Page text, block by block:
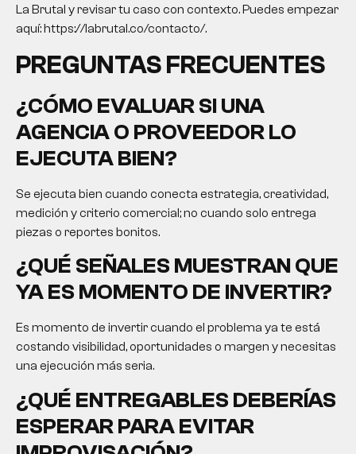
La Brutal y revisar tu caso con contexto. Puedes empezar
aquí: https://labrutal.co/contacto/.
PREGUNTAS FRECUENTES
¿CÓMO EVALUAR SI UNA
AGENCIA O PROVEEDOR LO
EJECUTA BIEN?
Se ejecuta bien cuando conecta estrategia, creatividad,
medición y criterio comercial; no cuando solo entrega
piezas o reportes bonitos.
¿QUÉ SEÑALES MUESTRAN QUE
YA ES MOMENTO DE INVERTIR?
Es momento de invertir cuando el problema ya te está
costando visibilidad, oportunidades o margen y necesitas
una ejecución más seria.
¿QUÉ ENTREGABLES DEBERÍAS
ESPERAR PARA EVITAR